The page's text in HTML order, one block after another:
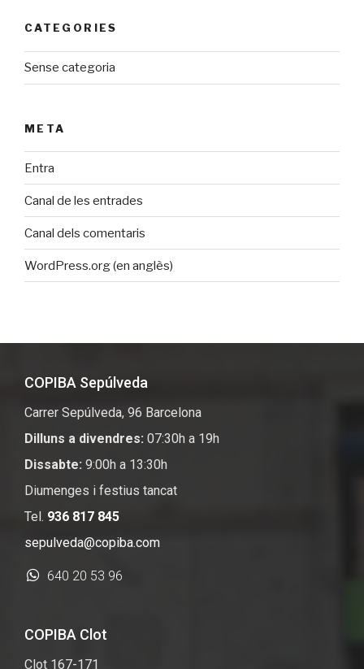
CATEGORIES
Sense categoria
META
Entra
Canal de les entrades
Canal dels comentaris
WordPress.org (en anglès)
COPIBA Sepúlveda
Carrer Sepúlveda, 96 Barcelona
Dilluns a divendres: 07:30h a 19h
Dissabte: 9:00h a 13:30h
Diumenges i festius tancat
Tel. 936 817 845
sepulveda@copiba.com
640 20 53 96
COPIBA Clot
Clot 167-171